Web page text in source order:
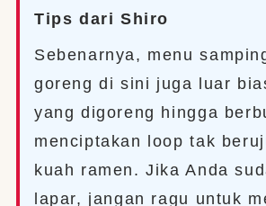
Tips dari Shiro
Sebenarnya, menu
goreng di sini juga luar
yang digoreng hingga
menciptakan loop tak
kuah ramen. Jika Anda
lapar, jangan ragu untuk